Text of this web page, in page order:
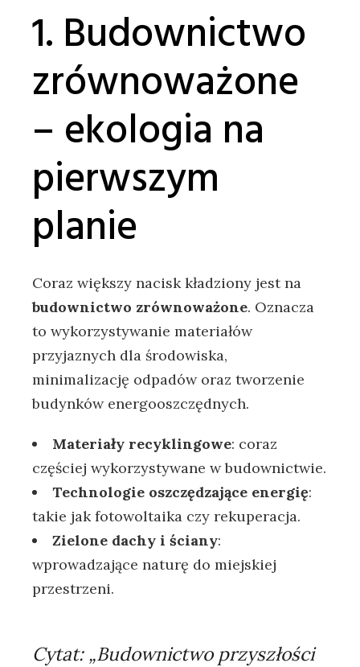
1. Budownictwo
zrównoważone
– ekologia na
pierwszym
planie
Coraz większy nacisk kładziony jest na
budownictwo zrównoważone. Oznacza
to wykorzystywanie materiałów
przyjaznych dla środowiska,
minimalizację odpadów oraz tworzenie
budynków energooszczędnych.
Materiały recyklingowe: coraz
częściej wykorzystywane w budownictwie.
Technologie oszczędzające energię:
takie jak fotowoltaika czy rekuperacja.
Zielone dachy i ściany:
wprowadzające naturę do miejskiej
przestrzeni.
Cytat:„Budownictwo przyszłości